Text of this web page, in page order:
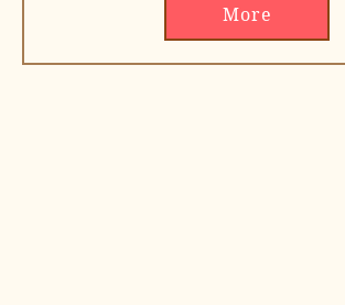
More